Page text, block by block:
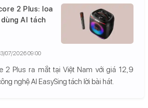
2 Plus: loa
AI tách
2 Plus ra mắt tại Việt Nam với giá 12,9
nghệ AI EasySing tách lời bài hát.
07/2026 09:00